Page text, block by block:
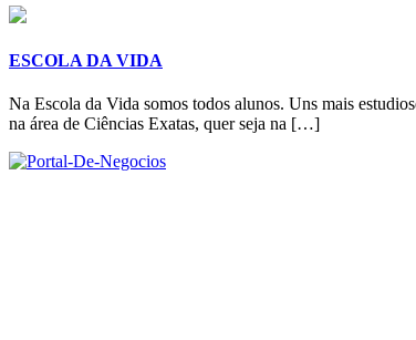
ESCOLA DA VIDA
Na Escola da Vida somos todos alunos. Uns mais
na área de Ciências Exatas, quer seja na […]